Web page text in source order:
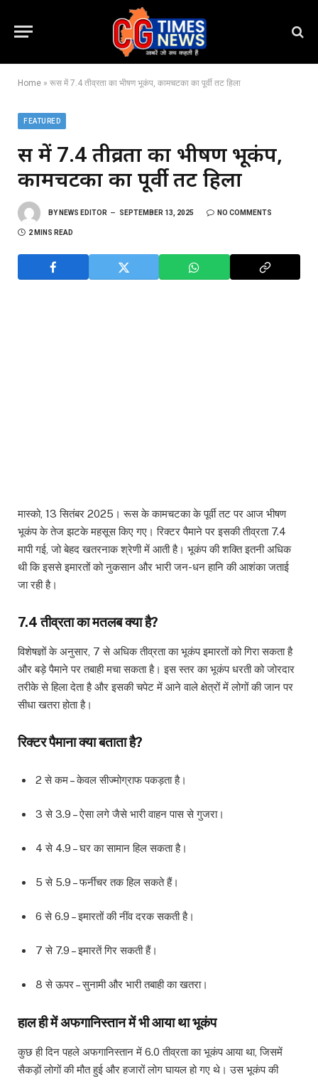
Home » रूस में 7.4 तीव्रता का भीषण भूकंप, कामचटका का पूर्वी तट हिला
FEATURED
रूस में 7.4 तीव्रता का भीषण भूकंप,
कामचटका का पूर्वी तट हिला
BY NEWS EDITOR SEPTEMBER 13, 2025 NO COMMENTS
2 MINS READ
मास्को, 13 सितंबर 2025। रूस के कामचटका के पूर्वी तट पर आज भीषण
भूकंप के तेज झटके महसूस किए गए। रिक्टर पैमाने पर इसकी तीव्रता 7.4
मापी गई, जो बेहद खतरनाक श्रेणी में आती है। भूकंप की शक्ति इतनी अधिक
थी कि इससे इमारतों को नुकसान और भारी जन-धन हानि की आशंका जताई
जा रही है।
7.4 तीव्रता का मतलब क्या है?
विशेषज्ञों के अनुसार, 7 से अधिक तीव्रता का भूकंप इमारतों को गिरा सकता है
और बड़े पैमाने पर तबाही मचा सकता है। इस स्तर का भूकंप धरती को जोरदार
तरीके से हिला देता है और इसकी चपेट में आने वाले क्षेत्रों में लोगों की जान पर
सीधा खतरा होता है।
रिक्टर पैमाना क्या बताता है?
2 से कम – केवल सीज्मोग्राफ पकड़ता है।
3 से 3.9 – ऐसा लगे जैसे भारी वाहन पास से गुजरा।
4 से 4.9 – घर का सामान हिल सकता है।
5 से 5.9 – फर्नीचर तक हिल सकते हैं।
6 से 6.9 – इमारतों की नींव दरक सकती है।
7 से 7.9 – इमारतें गिर सकती हैं।
8 से ऊपर – सुनामी और भारी तबाही का खतरा।
हाल ही में अफगानिस्तान में भी आया था भूकंप
कुछ ही दिन पहले अफगानिस्तान में 6.0 तीव्रता का भूकंप आया था, जिसमें
सैकड़ों लोगों की मौत हुई और हजारों लोग घायल हो गए थे। उस भूकंप की